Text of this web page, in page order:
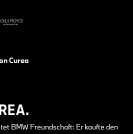
Heart
Curea
BMW Freundschaft: Er kaufte den